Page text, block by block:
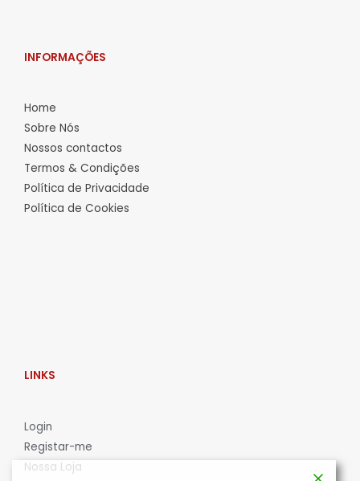
INFORMAÇÕES
Home
Sobre Nós
Nossos contactos
Termos & Condições
Política de Privacidade
Política de Cookies
LINKS
Login
Registar-me
Nossa Loja